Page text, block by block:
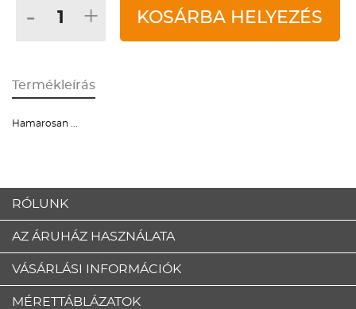
- + KOSÁRBA HELYEZÉS
Termékleírás
Hamarosan ...
RÓLUNK
AZ ÁRUHÁZ HASZNÁLATA
VÁSÁRLÁSI INFORMÁCIÓK
MÉRETTÁBLÁZATOK